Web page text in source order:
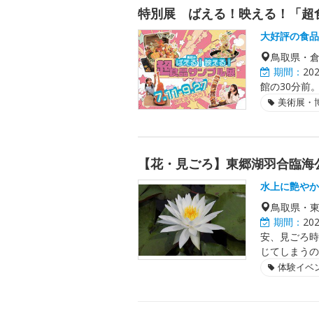
特別展 ばえる！映える！「超
大好評の食
鳥取県・
期間：
館の30分前。
美術展・
【花・見ごろ】東郷湖羽合臨
水上に艶や
鳥取県・
期間：
安、見ごろ
じてしまう
体験イベ